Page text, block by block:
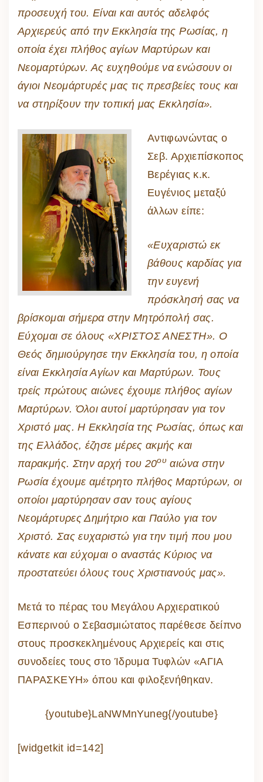
προσευχή του. Είναι και αυτός αδελφός
Αρχιερεύς από την Εκκλησία της Ρωσίας, η
οποία έχει πλήθος αγίων Μαρτύρων και
Νεομαρτύρων. Ας ευχηθούμε να ενώσουν οι
άγιοι Νεομάρτυρές μας τις πρεσβείες τους και
να στηρίξουν την τοπική μας Εκκλησία».
Αντιφωνώντας ο
Σεβ. Αρχιεπίσκοπος
Βερέγιας κ.κ.
Ευγένιος μεταξύ
άλλων είπε:
«Ευχαριστώ εκ
βάθους καρδίας για
την ευγενή
πρόσκλησή σας να
βρίσκομαι σήμερα στην Μητρόπολή σας.
Εύχομαι σε όλους «ΧΡΙΣΤΟΣ ΑΝΕΣΤΗ». Ο
Θεός δημιούργησε την Εκκλησία του, η οποία
είναι Εκκλησία Αγίων και Μαρτύρων. Τους
τρείς πρώτους αιώνες έχουμε πλήθος αγίων
Μαρτύρων. Όλοι αυτοί μαρτύρησαν για τον
Χριστό μας. Η Εκκλησία της Ρωσίας, όπως και
της Ελλάδος, έζησε μέρες ακμής και
παρακμής. Στην αρχή του 20ου αιώνα στην
Ρωσία έχουμε αμέτρητο πλήθος Μαρτύρων, οι
οποίοι μαρτύρησαν σαν τους αγίους
Νεομάρτυρες Δημήτριο και Παύλο για τον
Χριστό. Σας ευχαριστώ για την τιμή που μου
κάνατε και εύχομαι ο αναστάς Κύριος να
προστατεύει όλους τους Χριστιανούς μας».
Μετά το πέρας του Μεγάλου Αρχιερατικού
Εσπερινού ο Σεβασμιώτατος παρέθεσε δείπνο
στους προσκεκλημένους Αρχιερείς και στις
συνοδείες τους στο Ίδρυμα Τυφλών «ΑΓΙΑ
ΠΑΡΑΣΚΕΥΗ» όπου και φιλοξενήθηκαν.
{youtube}LaNWMnYuneg{/youtube}
[widgetkit id=142]